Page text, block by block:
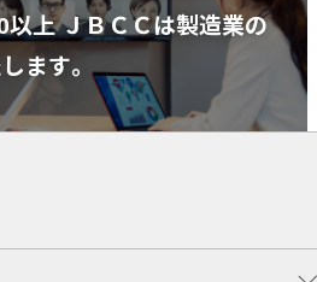
上 ＪＢＣＣは製造業の
ます。